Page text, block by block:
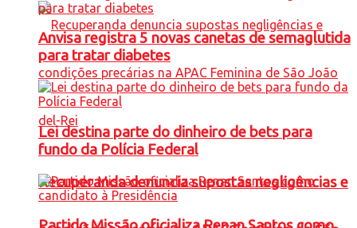
Recuperanda denuncia supostas negligências e
Anvisa registra 5 novas canetas de semaglutida
para tratar diabetes
Lei destina parte do dinheiro de bets para
fundo da Polícia Federal